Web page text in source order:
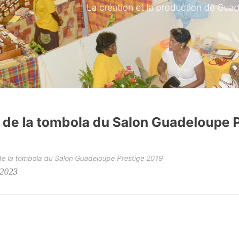
La création et la production de
la tombola du Salon Guadeloupe
la tombola du Salon Guadeloupe Prestige 2019